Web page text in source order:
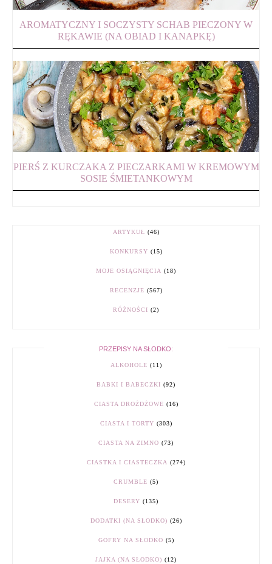
AROMATYCZNY I SOCZYSTY SCHAB PIECZONY W
RĘKAWIE (NA OBIAD I KANAPKĘ)
PIERŚ Z KURCZAKA Z PIECZARKAMI W KREMOWYM
SOSIE ŚMIETANKOWYM
ARTYKUŁ (46)
KONKURSY (15)
MOJE OSIĄGNIĘCIA (18)
RECENZJE (567)
RÓŻNOŚCI (2)
PRZEPISY NA SŁODKO:
ALKOHOLE (11)
BABKI I BABECZKI (92)
CIASTA DROŻDŻOWE (16)
CIASTA I TORTY (303)
CIASTA NA ZIMNO (73)
CIASTKA I CIASTECZKA (274)
CRUMBLE (5)
DESERY (135)
DODATKI (NA SŁODKO) (26)
GOFRY NA SŁODKO (5)
JAJKA (NA SŁODKO) (12)